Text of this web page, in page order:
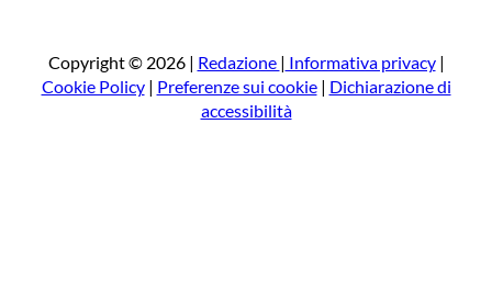
a
Copyright © 2026 | Redazione | Informativa privacy|
Cookie Policy| Preferenze sui cookie| Dichiarazione di
accessibilità